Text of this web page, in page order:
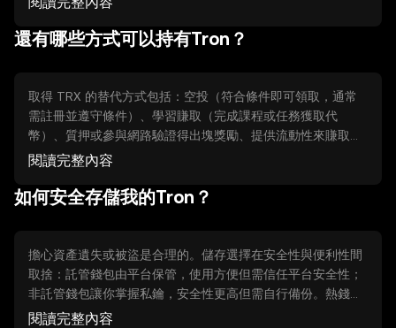
不明來源。
還有哪些方式可以持有Tron？
取得 TRX 的替代方式包括：空投（符合條件即可領取，通常
需註冊並遵守條件）、學習賺取（完成課程或任務獲取代
幣）、質押或參與網路驗證得出塊獎勵、提供流動性來賺取手
續費分成，以及推薦或任務獎勵等。這些方式多需一定時間、
參與前務必了解規則與可能的安全風險。
閱讀完整內容
如何安全存儲我的Tron？
擔心資產遺失或被盜是合理的。儲存選擇在安全性與便利性間
取捨：託管錢包由平台保管，使用方便但需信任平台安全性；
非託管錢包讓你掌握私鑰，安全性更高但需自行備份。熱錢包
連網便於交易，冷錢包（離線硬體或紙本）則能降低被駭風
閱讀完整內容